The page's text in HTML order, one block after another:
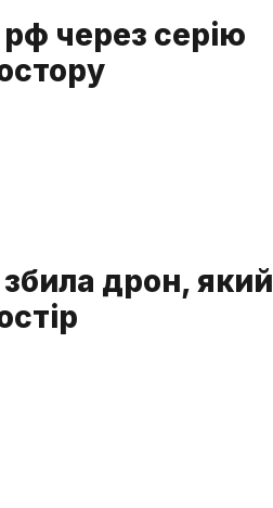
через серію
збила дрон, який